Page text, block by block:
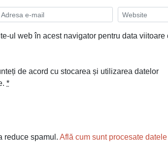
ul web în acest navigator pentru data viitoare
de acord cu stocarea și utilizarea datelor
*
reduce spamul. Află cum sunt procesate